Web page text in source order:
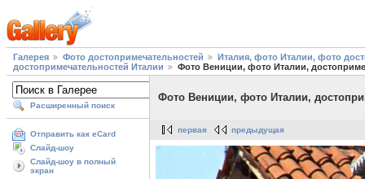
Галерея Фото достопримечательностей
Италия, фото Италии, фото
достопримечательностей Италии
Фото Вениции, фото Италии,
Расширенный поиск
Отправить как eCard
Слайд-шоу
Слайд-шоу в полный
экран
Фото Вениции, фото Италии,
первая предыдущая